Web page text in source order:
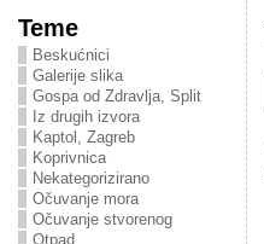
Teme
Beskućnici
Galerije slika
Gospa od Zdravlja, Split
Iz drugih izvora
Kaptol, Zagreb
Koprivnica
Nekategorizirano
Očuvanje mora
Očuvanje stvorenog
Otpad